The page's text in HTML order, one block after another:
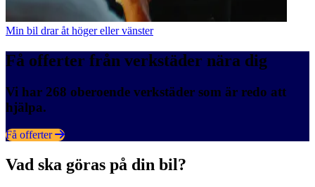
Min bil drar åt höger eller vänster
Få offerter från verkstäder nära dig
Vi har 268 oberoende verkstäder som är redo att
hjälpa.
Få offerter
Vad ska göras på din bil?